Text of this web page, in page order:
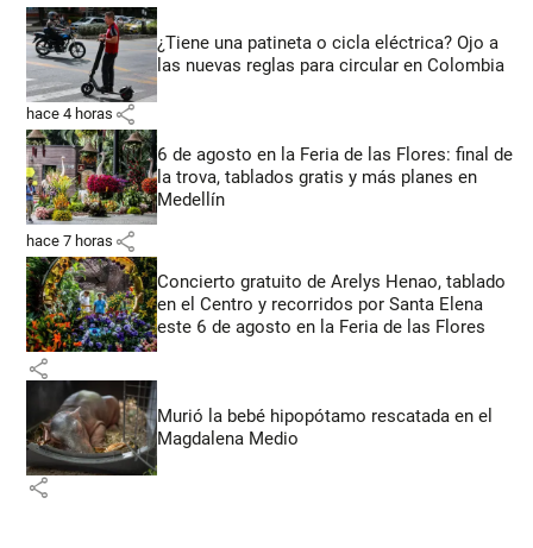
¿Tiene una patineta o cicla eléctrica? Ojo a
las nuevas reglas para circular en Colombia
hace 4 horas share
6 de agosto en la Feria de las Flores: final de
la trova, tablados gratis y más planes en
Medellín
hace 7 horas share
Concierto gratuito de Arelys Henao, tablado
en el Centro y recorridos por Santa Elena
este 6 de agosto en la Feria de las Flores
share
Murió la bebé hipopótamo rescatada en el
Magdalena Medio
share